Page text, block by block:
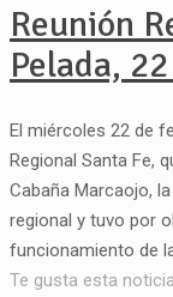
Reunión
Pelada,
El miércoles 22 de
Regional Santa Fe,
Cabaña Marcaojo,
regional y tuvo por
funcionamiento de
Te gusta esta